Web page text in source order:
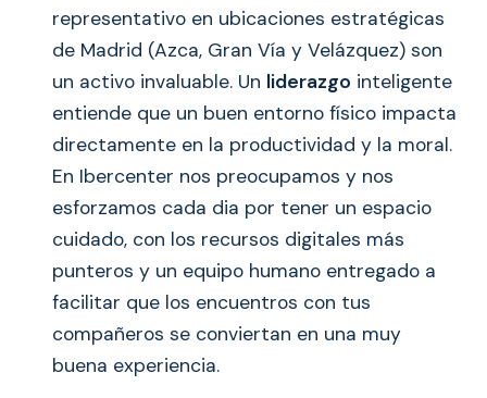
representativo en ubicaciones estratégicas
de Madrid (Azca, Gran Vía y Velázquez) son
un activo invaluable. Un liderazgo inteligente
entiende que un buen entorno físico impacta
directamente en la productividad y la moral.
En Ibercenter nos preocupamos y nos
esforzamos cada dia por tener un espacio
cuidado, con los recursos digitales más
punteros y un equipo humano entregado a
facilitar que los encuentros con tus
compañeros se conviertan en una muy
buena experiencia.